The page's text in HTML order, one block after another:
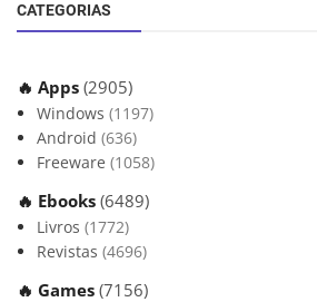
CATEGORIAS
🔥 Apps (2905)
Windows (1197)
Android (636)
Freeware (1058)
🔥 Ebooks (6489)
Livros (1772)
Revistas (4696)
🔥 Games (7156)